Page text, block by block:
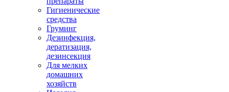
Гигиенические
средства
Груминг
Дезинфекция,
дератизация,
дезинсекция
Для мелких
домашних
хозяйств